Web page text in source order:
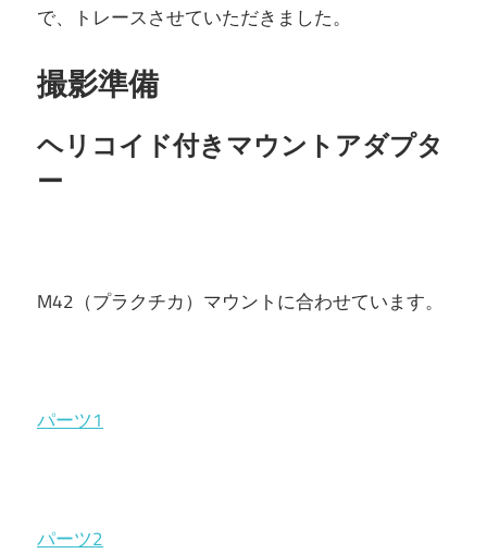
で、トレースさせていただきました。
撮影準備
ヘリコイド付きマウントアダプタ
ー
M42（プラクチカ）マウントに合わせています。
パーツ1
パーツ2